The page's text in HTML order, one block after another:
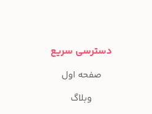
دسترسی سریع
صفحه اول
وبلاگ